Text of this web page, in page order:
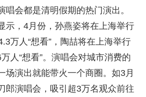
唱会都是清明假期的热门演出。
示，4月份，孙燕姿将在上海举行
万人“想看”，陶喆将在上海举行
人“想看”。演唱会对城市消费的
场演出就能带火一个商圈。如3月
郎演唱会，吸引超3万名观众前往